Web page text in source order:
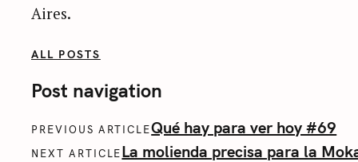
Aires.
ALL POSTS
Post navigation
PREVIOUS ARTICLEQué hay para ver hoy #69
NEXT ARTICLELa molienda precisa para la